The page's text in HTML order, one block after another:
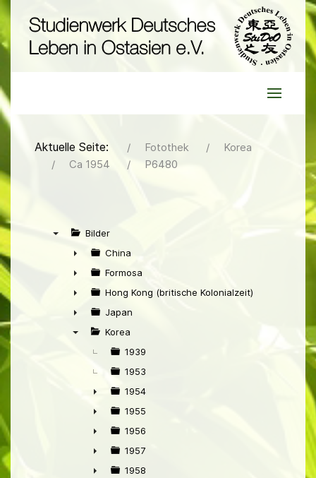
Aktuelle Seite: Fotothek
Korea
Ca 1954
P6480
Bilder
►
China
►
Formosa
►
Hong Kong (britische Kolonialzeit)
►
Japan
Korea
1939
1953
►
1954
►
1955
►
1956
►
1957
1958